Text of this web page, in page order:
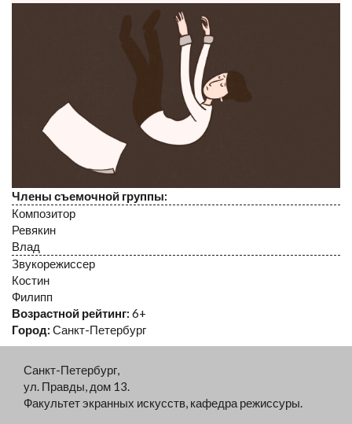
Члены съемочной группы:
Композитор
Ревякин
Влад
Звукорежиссер
Костин
Филипп
Возрастной рейтинг: 6+
Город: Санкт-Петербург
Санкт-Петербург,
ул. Правды, дом 13.
Факультет экранных искусств, кафедра режиссуры.